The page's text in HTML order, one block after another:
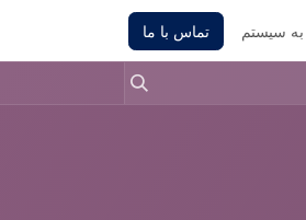
به سیستم تماس با ما